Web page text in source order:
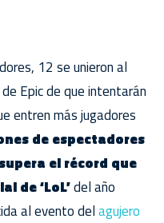
12 se unieron al
Epic de que intentarán
entren más jugadores
de espectadores
el récord que
de ‘LoL’del año
al evento delagujero